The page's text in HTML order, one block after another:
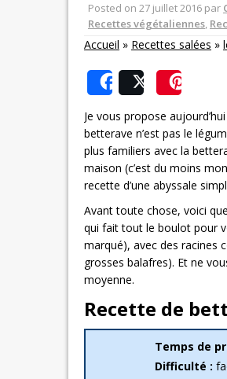
Posted on 27 juillet 2016 par
Recettes végétaliennes,
Accueil » Recettes salées »
SharePost
Je vous propose
betterave n’est pas le
plus familiers avec la
maison (c’est du moins
recette d’une abyssale
Avant toute chose, voici
qui fait tout le boulot pour
marqué), avec des racines
grosses balafres). Et ne
moyenne.
Recette de
Temps de
Difficulté :